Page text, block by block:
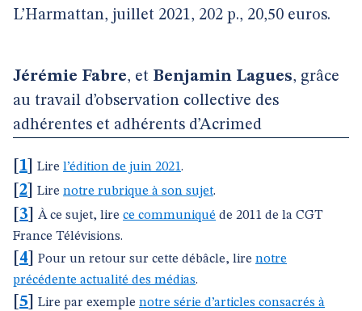
L’Harmattan, juillet 2021, 202 p., 20,50 euros.
Jérémie Fabre, et Benjamin Lagues, grâce
au travail d’observation collective des
adhérentes et adhérents d’Acrimed
1 Lire l’édition de juin 2021.
2 Lire notre rubrique à son sujet.
3 À ce sujet, lire ce communiqué de 2011 de la CGT
France Télévisions.
4 Pour un retour sur cette débâcle, lire notre
précédente actualité des médias.
5 Lire par exemple notre série d’articles consacrés à